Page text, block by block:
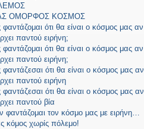
ΟΜΟΡΦΟΣ ΚΟΣΜΟΣ
ότι θα είναι ο κόσμος μας αν
παντού ειρήνη;
ότι θα είναι ο κόσμος μας αν
παντού ειρήνη;
ότι θα είναι ο κόσμος μας αν
παντού ειρήνη
ότι θα είναι ο κόσμος μας αν
παντού βία
φαντάζομαι τον κόσμο μας με ειρήνη…
κόμος χωρίς πόλεμο!